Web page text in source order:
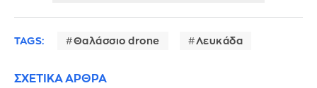
TAGS: Θαλάσσιο drone Λευκάδα
ΣΧΕΤΙΚΑ ΑΡΘΡΑ